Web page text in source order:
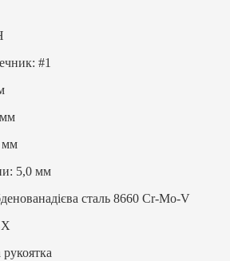
#1
мм
5,0 мм
сталь 8660 Cr-Mo-V